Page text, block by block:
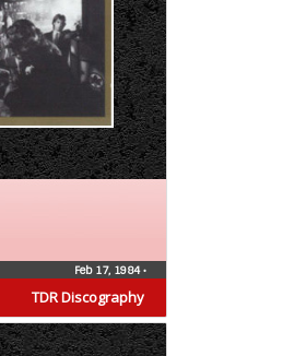
TDR Discography
Feb 17, 1984•